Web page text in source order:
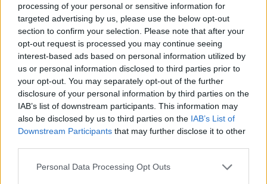
processing of your personal or sensitive information for
targeted advertising by us, please use the below opt-out
section to confirm your selection. Please note that after your
opt-out request is processed you may continue seeing
interest-based ads based on personal information utilized by
us or personal information disclosed to third parties prior to
your opt-out. You may separately opt-out of the further
disclosure of your personal information by third parties on the
IAB’s list of downstream participants. This information may
also be disclosed by us to third parties on the IAB’s List of
Downstream Participants that may further disclose it to other
Personal Data Processing Opt Outs